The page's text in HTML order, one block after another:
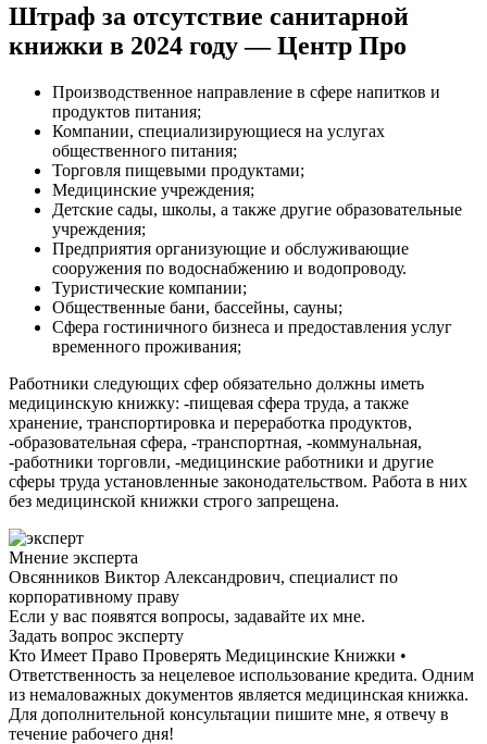
Штраф за отсутствие санитарной
книжки в 2024 году — Центр Про
Производственное направление в сфере напитков и
продуктов питания;
Компании, специализирующиеся на услугах
общественного питания;
Торговля пищевыми продуктами;
Медицинские учреждения;
Детские сады, школы, а также другие образовательные
учреждения;
Предприятия организующие и обслуживающие
сооружения по водоснабжению и водопроводу.
Туристические компании;
Общественные бани, бассейны, сауны;
Сфера гостиничного бизнеса и предоставления услуг
временного проживания;
Работники следующих сфер обязательно должны иметь
медицинскую книжку: -пищевая сфера труда, а также
хранение, транспортировка и переработка продуктов,
-образовательная сфера, -транспортная, -коммунальная,
-работники торговли, -медицинские работники и другие
сферы труда установленные законодательством. Работа в них
без медицинской книжки строго запрещена.
Мнение эксперта
Овсянников Виктор Александрович, специалист по
корпоративному праву
Если у вас появятся вопросы, задавайте их мне.
Задать вопрос эксперту
Кто Имеет Право Проверять Медицинские Книжки •
Ответственность за нецелевое использование кредита. Одним
из немаловажных документов является медицинская книжка.
Для дополнительной консультации пишите мне, я отвечу в
течение рабочего дня!